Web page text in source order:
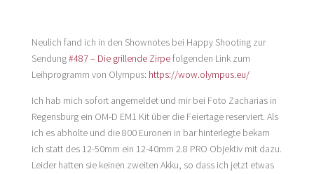
Neulich fand ich in den Shownotes bei Happy Shooting zur
Sendung#487 – Die grillende Zirpefolgenden Link zum
Leihprogramm von Olympus: https://wow.olympus.eu/
Ich hab mich sofort angemeldet und mir bei Foto Zacharias in
Regensburg ein OM-D EM1 Kit über die Feiertage reserviert. Als
ich es abholte und die 800 Euronen in bar hinterlegte bekam
ich statt des 12-50mm ein 12-40mm 2.8 PRO Objektiv mit dazu.
Leider hatten sie keinen zweiten Akku, so dass ich jetzt etwas